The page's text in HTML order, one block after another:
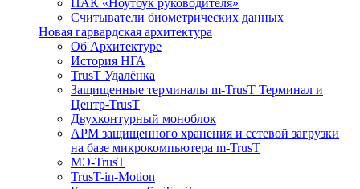
ПАК «Ноутбук руководителя»
Cчитыватели биометрических данных
Новая гарвардская архитектура
Об Архитектуре
История НГА
TrusT Удалёнка
Защищенные терминалы m-TrusT Терминал и
Центр-TrusT
Двухконтурный моноблок
АРМ защищенного хранения и сетевой загрузки
на базе микрокомпьютера m-TrusT
МЭ-TrusT
TrusT-in-Motion